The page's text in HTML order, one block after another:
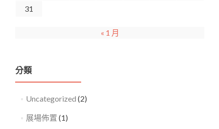
31
« 1 月
分類
Uncategorized (2)
展場佈置 (1)